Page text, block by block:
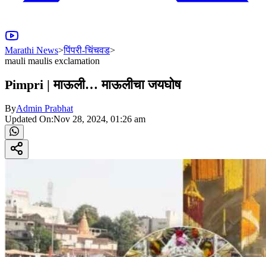
Marathi News>पिंपरी-चिंचवड>
mauli maulis exclamation
Pimpri | माऊली… माऊलीचा जयघोष
ByAdmin Prabhat
Updated On:Nov 28, 2024, 01:26 am